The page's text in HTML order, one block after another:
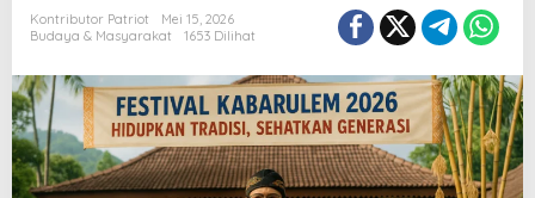
Kontributor Patriot
Mei 15, 2026
Budaya & Masyarakat
1653 Dilihat